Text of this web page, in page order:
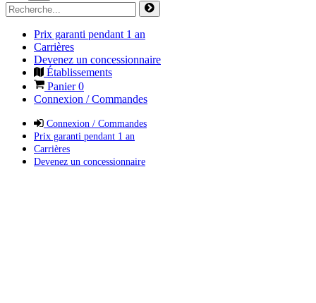
Prix garanti pendant 1 an
Carrières
Devenez un concessionnaire
Établissements
Panier0
Connexion / Commandes
Connexion / Commandes
Prix garanti pendant 1 an
Carrières
Devenez un concessionnaire